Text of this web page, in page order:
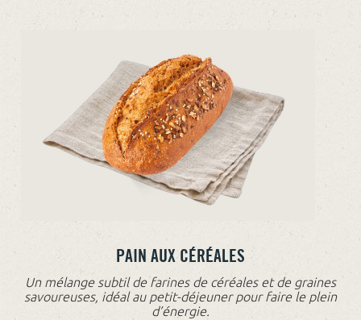
PAIN AUX CÉRÉALES
Un mélange subtil de farines de céréales et de graines
savoureuses, idéal au petit-déjeuner pour faire le plein
d’énergie.